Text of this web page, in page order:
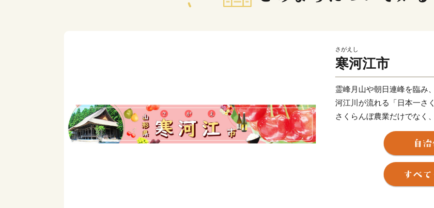
さがえし
寒河江市
霊峰月山や朝日連峰を臨み
河江川が流れる「日本一さ
さくらんぼ農業だけでなく
などが盛んなまちです。
豊かな自然の恵みがあふ
ごなどの果物はもちろん
米「つや姫」や「はえぬ